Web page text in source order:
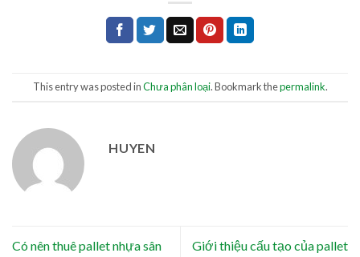
This entry was posted inChưa phân loại. Bookmark thepermalink.
HUYEN
Có nên thuê pallet nhựa sân
Giới thiệu cấu tạo của pallet